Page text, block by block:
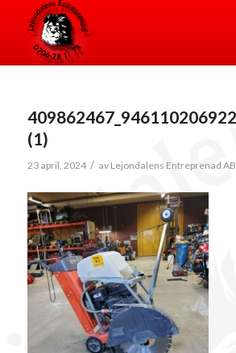
(1)
23 april, 2024 / av Lejondalens Entreprenad AB